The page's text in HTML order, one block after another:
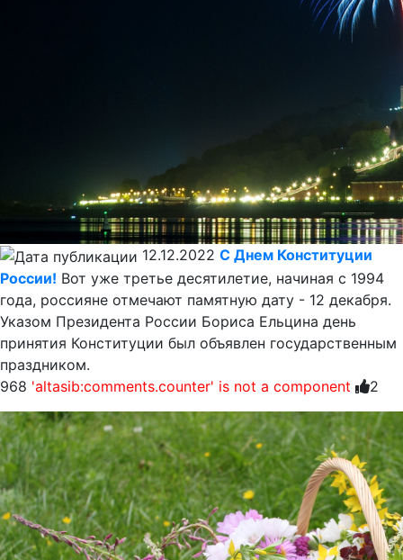
12.12.2022 С Днем Конституции
России! Вот уже третье десятилетие, начиная с 1994
года, россияне отмечают памятную дату - 12 декабря.
Указом Президента России Бориса Ельцина день
принятия Конституции был объявлен государственным
праздником.
968 'altasib:comments.counter' is not a component 2